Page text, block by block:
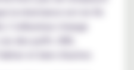
la résistance est en fin
l’utilisateur change
et bien d'autres